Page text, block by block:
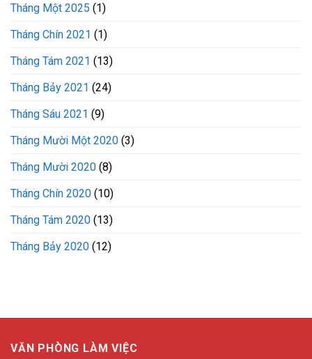
Tháng Một 2025 (1)
Tháng Chín 2021 (1)
Tháng Tám 2021 (13)
Tháng Bảy 2021 (24)
Tháng Sáu 2021 (9)
Tháng Mười Một 2020 (3)
Tháng Mười 2020 (8)
Tháng Chín 2020 (10)
Tháng Tám 2020 (13)
Tháng Bảy 2020 (12)
VĂN PHÒNG LÀM VIỆC